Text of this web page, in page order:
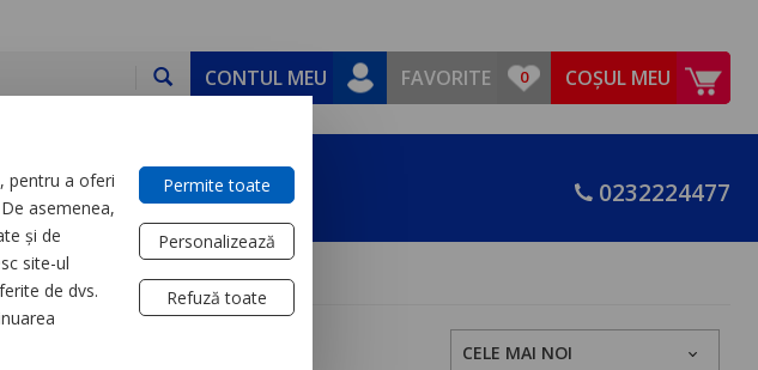
CONTUL MEU FAVORITE COȘUL MEU
CONTACT 0232224477
pentru a oferi
asemenea,
și de
site-ul
de dvs.
Permite toate
Personalizează
Refuză toate